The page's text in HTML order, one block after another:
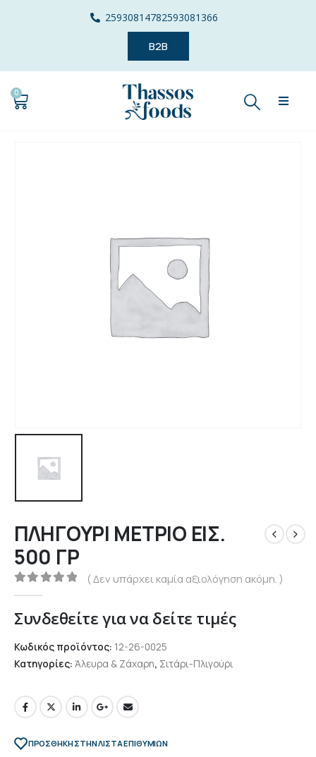
25930814782593081366
B2B
0
ΠΛΗΓΟΥΡΙ ΜΕΤΡΙΟ ΕΙΣ.
500 ΓΡ
0out of 5
( Δεν υπάρχει καμία αξιολόγηση ακόμη. )
Συνδεθείτε για να δείτε τιμές
Κωδικός προϊόντος: 12-26-0025
Κατηγορίες: Άλευρα & Ζάχαρη, Σιτάρι-Πλιγούρι
ΠΡΌΣΘΉΚΗ ΣΤΗΝ ΛΊΣΤΑ ΕΠΙΘΥΜΙΏΝ